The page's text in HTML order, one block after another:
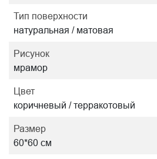
Тип поверхности
натуральная / матовая
Рисунок
мрамор
Цвет
коричневый / терракотовый
Размер
60*60 см